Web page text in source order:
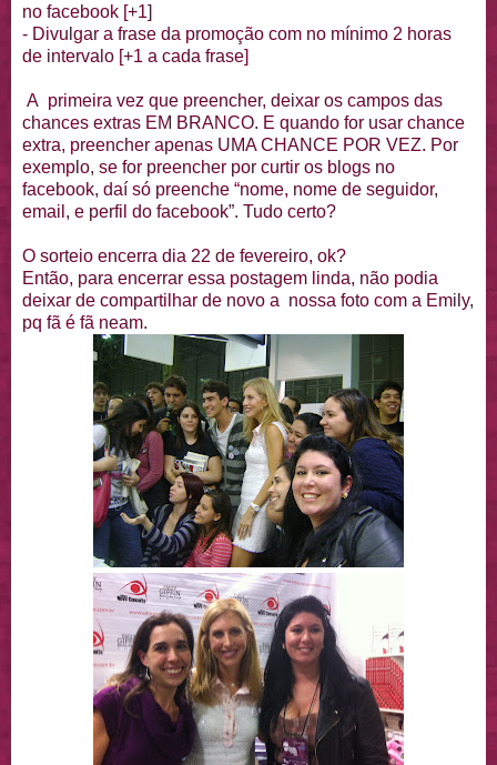
no facebook [+1]
- Divulgar a frase da promoção com no mínimo 2 horas
de intervalo [+1 a cada frase]
A primeira vez que preencher, deixar os campos das
chances extras EM BRANCO. E quando for usar chance
extra, preencher apenas UMA CHANCE POR VEZ. Por
exemplo, se for preencher por curtir os blogs no
facebook, daí só preenche “nome, nome de seguidor,
email, e perfil do facebook”. Tudo certo?
O sorteio encerra dia 22 de fevereiro, ok?
Então, para encerrar essa postagem linda, não podia
deixar de compartilhar de novo a nossa foto com a Emily,
pq fã é fã neam.